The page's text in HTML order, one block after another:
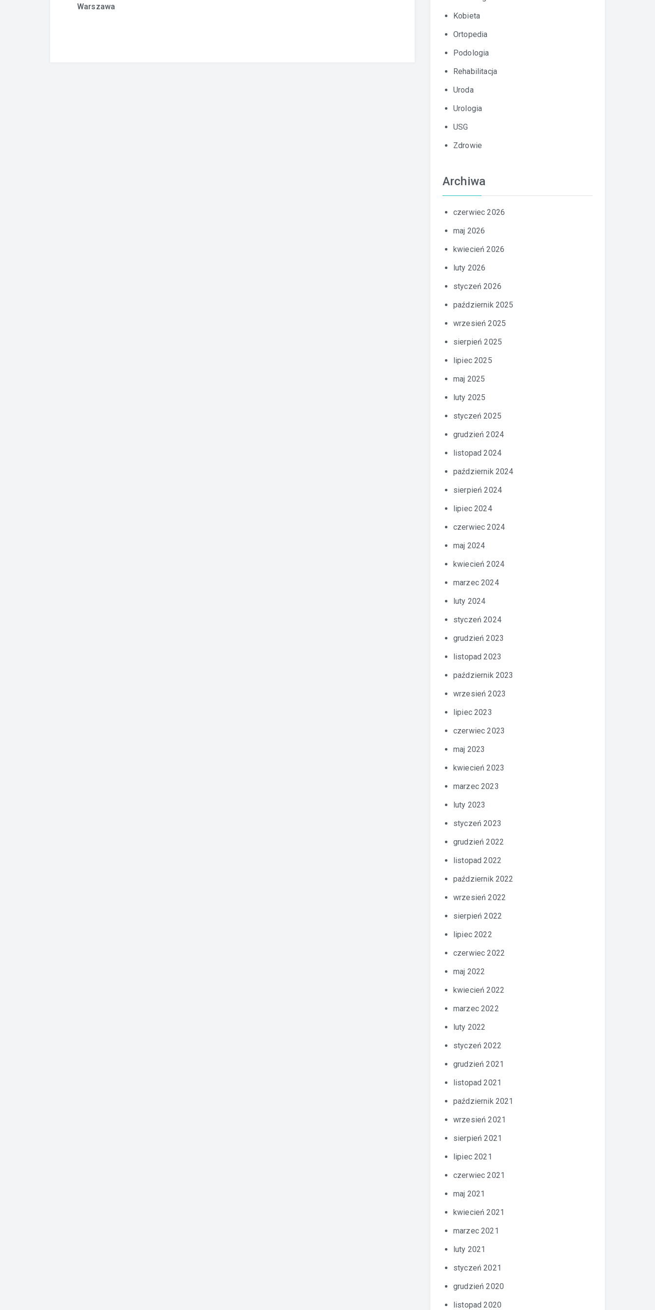
Warszawa
Kobieta
Ortopedia
Podologia
Rehabilitacja
Uroda
Urologia
USG
Zdrowie
Archiwa
czerwiec 2026
maj 2026
kwiecień 2026
luty 2026
styczeń 2026
październik 2025
wrzesień 2025
sierpień 2025
lipiec 2025
maj 2025
luty 2025
styczeń 2025
grudzień 2024
listopad 2024
październik 2024
sierpień 2024
lipiec 2024
czerwiec 2024
maj 2024
kwiecień 2024
marzec 2024
luty 2024
styczeń 2024
grudzień 2023
listopad 2023
październik 2023
wrzesień 2023
lipiec 2023
czerwiec 2023
maj 2023
kwiecień 2023
marzec 2023
luty 2023
styczeń 2023
grudzień 2022
listopad 2022
październik 2022
wrzesień 2022
sierpień 2022
lipiec 2022
czerwiec 2022
maj 2022
kwiecień 2022
marzec 2022
luty 2022
styczeń 2022
grudzień 2021
listopad 2021
październik 2021
wrzesień 2021
sierpień 2021
lipiec 2021
czerwiec 2021
maj 2021
kwiecień 2021
marzec 2021
luty 2021
styczeń 2021
grudzień 2020
listopad 2020